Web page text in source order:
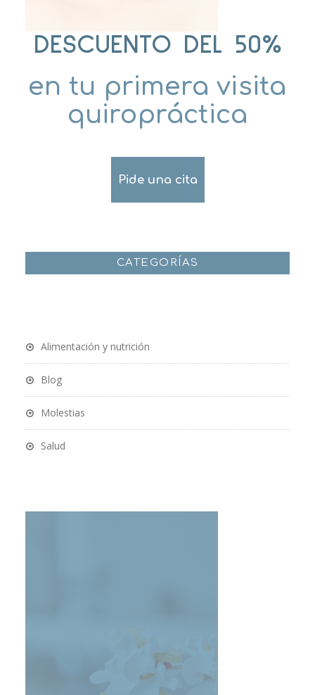
DESCUENTO DEL 50%
en tu primera visita
quiropráctica
Pide una cita
CATEGORÍAS
Alimentación y nutrición
Blog
Molestias
Salud